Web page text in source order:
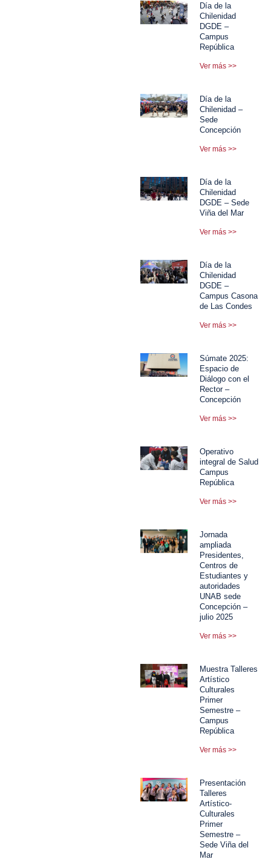
Día de la
Chilenidad
DGDE –
Campus
República
Ver más >>
Día de la
Chilenidad –
Sede
Concepción
Ver más >>
Día de la
Chilenidad
DGDE – Sede
Viña del Mar
Ver más >>
Día de la
Chilenidad
DGDE –
Campus Casona
de Las Condes
Ver más >>
Súmate 2025:
Espacio de
Diálogo con el
Rector –
Concepción
Ver más >>
Operativo
integral de Salud
Campus
República
Ver más >>
Jornada
ampliada
Presidentes,
Centros de
Estudiantes y
autoridades
UNAB sede
Concepción –
julio 2025
Ver más >>
Muestra Talleres
Artístico
Culturales
Primer
Semestre –
Campus
República
Ver más >>
Presentación
Talleres
Artístico-
Culturales
Primer
Semestre –
Sede Viña del
Mar